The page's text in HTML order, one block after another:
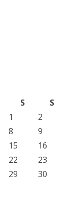
S
S
1
2
8
9
15
16
22
23
29
30